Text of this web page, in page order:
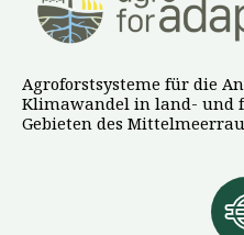
Agroforstsysteme für die
Klimawandel in land- und
Gebieten des